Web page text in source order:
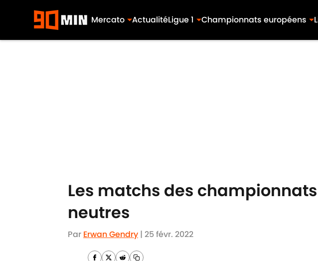
Mercato ActualitéLigue 1 Championnats européens
Les matchs des
neutres
Par Erwan Gendry | 25 févr. 2022